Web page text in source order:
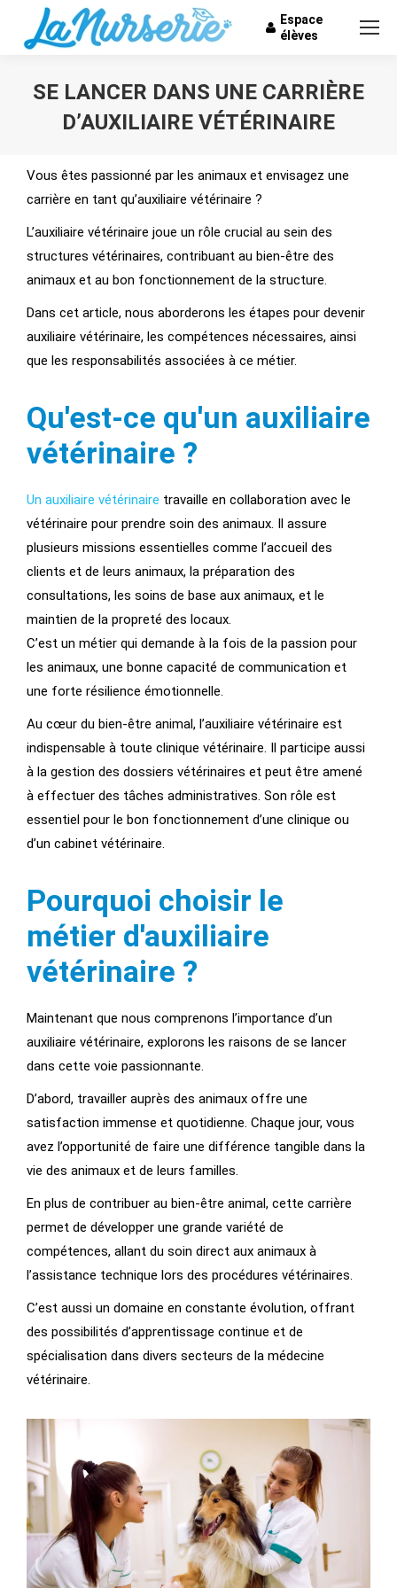
Espace
élèves
SE LANCER DANS UNE CARRIÈRE
D’AUXILIAIRE VÉTÉRINAIRE
Vous êtes passionné par les animaux et envisagez une
carrière en tant qu’auxiliaire vétérinaire ?
L’auxiliaire vétérinaire joue un rôle crucial au sein des
structures vétérinaires, contribuant au bien-être des
animaux et au bon fonctionnement de la structure.
Dans cet article, nous aborderons les étapes pour devenir
auxiliaire vétérinaire, les compétences nécessaires, ainsi
que les responsabilités associées à ce métier.
Qu'est-ce qu'un auxiliaire
vétérinaire ?
Un auxiliaire vétérinaire travaille en collaboration avec le
vétérinaire pour prendre soin des animaux. Il assure
plusieurs missions essentielles comme l’accueil des
clients et de leurs animaux, la préparation des
consultations, les soins de base aux animaux, et le
maintien de la propreté des locaux.
C’est un métier qui demande à la fois de la passion pour
les animaux, une bonne capacité de communication et
une forte résilience émotionnelle.
Au cœur du bien-être animal, l’auxiliaire vétérinaire est
indispensable à toute clinique vétérinaire. Il participe aussi
à la gestion des dossiers vétérinaires et peut être amené
à effectuer des tâches administratives. Son rôle est
essentiel pour le bon fonctionnement d’une clinique ou
d’un cabinet vétérinaire.
Pourquoi choisir le
métier d'auxiliaire
vétérinaire ?
Maintenant que nous comprenons l’importance d’un
auxiliaire vétérinaire, explorons les raisons de se lancer
dans cette voie passionnante.
D’abord, travailler auprès des animaux offre une
satisfaction immense et quotidienne. Chaque jour, vous
avez l’opportunité de faire une différence tangible dans la
vie des animaux et de leurs familles.
En plus de contribuer au bien-être animal, cette carrière
permet de développer une grande variété de
compétences, allant du soin direct aux animaux à
l’assistance technique lors des procédures vétérinaires.
C’est aussi un domaine en constante évolution, offrant
des possibilités d’apprentissage continue et de
spécialisation dans divers secteurs de la médecine
vétérinaire.